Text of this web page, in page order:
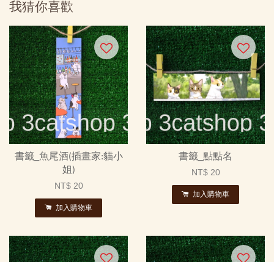
我猜你喜歡
書籤_魚尾酒(插畫家:貓小
姐)
NT$ 20
加入購物車
書籤_點點名
NT$ 20
加入購物車